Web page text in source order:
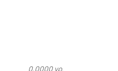
0,0000 γρ.